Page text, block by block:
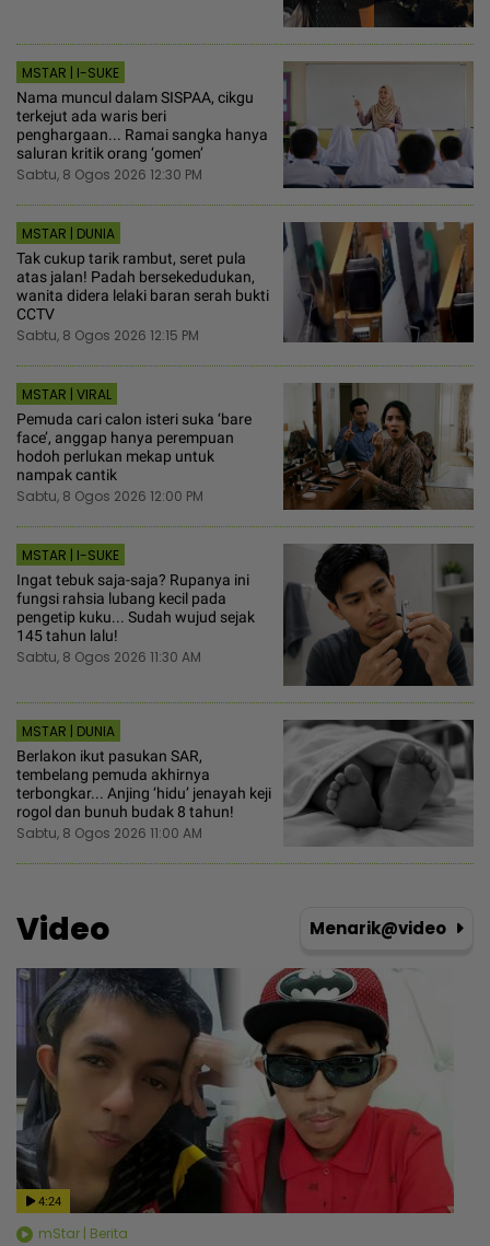
MSTAR | I-SUKE
Nama muncul dalam SISPAA, cikgu
terkejut ada waris beri
penghargaan... Ramai sangka hanya
saluran kritik orang ‘gomen’
Sabtu, 8 Ogos 2026 12:30 PM
MSTAR | DUNIA
Tak cukup tarik rambut, seret pula
atas jalan! Padah bersekedudukan,
wanita didera lelaki baran serah bukti
CCTV
Sabtu, 8 Ogos 2026 12:15 PM
MSTAR | VIRAL
Pemuda cari calon isteri suka ‘bare
face’, anggap hanya perempuan
hodoh perlukan mekap untuk
nampak cantik
Sabtu, 8 Ogos 2026 12:00 PM
MSTAR | I-SUKE
Ingat tebuk saja-saja? Rupanya ini
fungsi rahsia lubang kecil pada
pengetip kuku... Sudah wujud sejak
145 tahun lalu!
Sabtu, 8 Ogos 2026 11:30 AM
MSTAR | DUNIA
Berlakon ikut pasukan SAR,
tembelang pemuda akhirnya
terbongkar... Anjing ‘hidu’ jenayah keji
rogol dan bunuh budak 8 tahun!
Sabtu, 8 Ogos 2026 11:00 AM
Video Menarik@video
4:24
mStar | Berita